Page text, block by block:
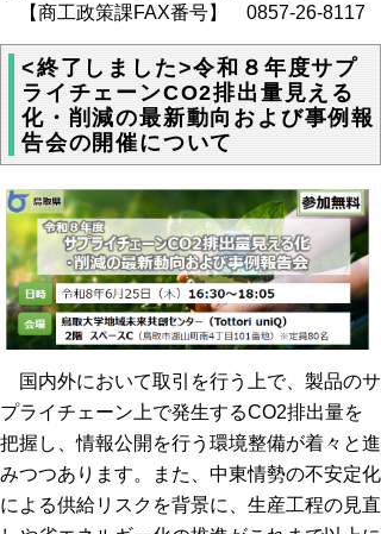
【商工政策課FAX番号】 0857-26-8117
<終了しました>令和８年度サプ
ライチェーンCO2排出量見える
化・削減の最新動向および事例報
告会の開催について
国内外において取引を行う上で、製品のサ
プライチェーン上で発生するCO2排出量を
把握し、情報公開を行う環境整備が着々と進
みつつあります。また、中東情勢の不安定化
による供給リスクを背景に、生産工程の見直